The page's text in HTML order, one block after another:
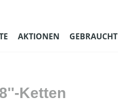
AKTIONEN GEBRAUCHT
Ketten